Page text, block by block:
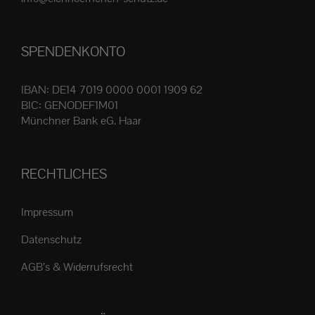
werden
SPENDENKONTO
IBAN: DE14 7019 0000 0001 1909 62
BIC: GENODEF1M01
Münchner Bank eG. Haar
RECHTLICHES
Impressum
Datenschutz
AGB’s & Widerrufsrecht